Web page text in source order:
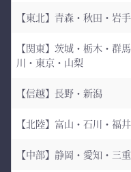
統の一着 ― 武州金橋
8800 木綿袴 ―
縫製工場
日本が誇る伝統織物 武
【東北】青森・秋田・岩
【関東】茨城・栃木・群
川・東京・山梨
【信越】長野・新潟
【北陸】富山・石川・福井
【中部】静岡・愛知・三